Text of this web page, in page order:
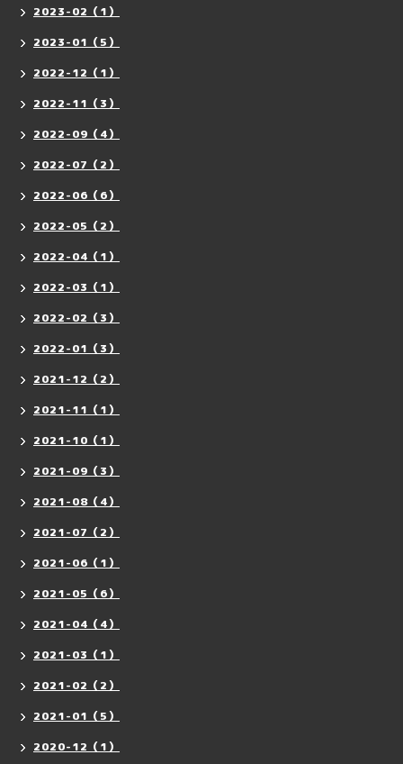
2023-02（1）
2023-01（5）
2022-12（1）
2022-11（3）
2022-09（4）
2022-07（2）
2022-06（6）
2022-05（2）
2022-04（1）
2022-03（1）
2022-02（3）
2022-01（3）
2021-12（2）
2021-11（1）
2021-10（1）
2021-09（3）
2021-08（4）
2021-07（2）
2021-06（1）
2021-05（6）
2021-04（4）
2021-03（1）
2021-02（2）
2021-01（5）
2020-12（1）